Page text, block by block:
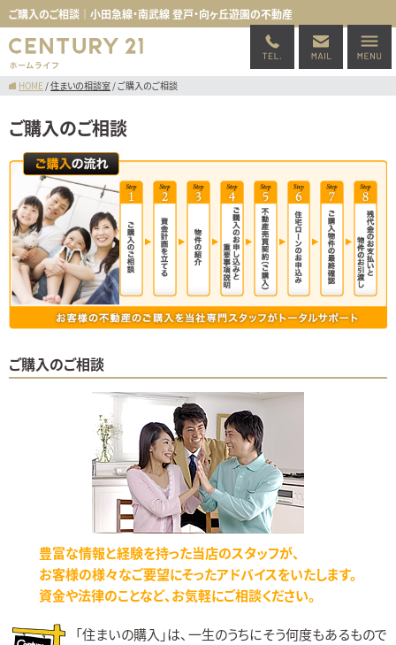
ご購入のご相談｜小田急線・南武線 登戸・向ヶ丘遊園の不動産
HOME/住まいの相談室/ご購入のご相談
ご購入のご相談
ご購入のご相談
豊富な情報と経験を持った当店のスタッフが、
お客様の様々なご要望にそったアドバイスをいたします。
資金や法律のことなど、お気軽にご相談ください。
「住まいの購入」は、一生のうちにそう何度もあるもので